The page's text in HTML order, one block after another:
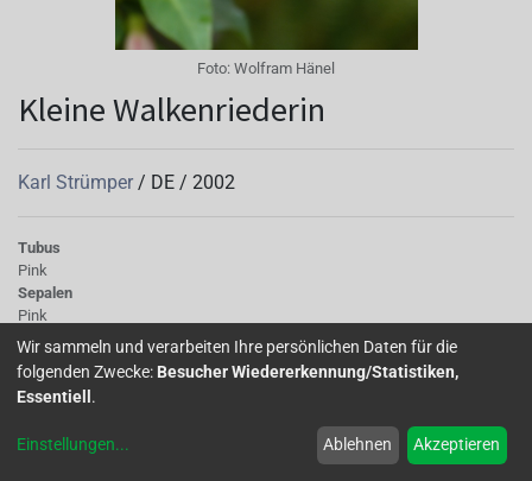
Foto: Wolfram Hänel
Kleine Walkenriederin
Karl Strümper / DE / 2002
Tubus
Pink
Sepalen
Pink
Korolle/Petalen
Rosa
Staubgefäße
Rosa
Hellrosa
Wir sammeln und verarbeiten Ihre persönlichen Daten für die
folgenden Zwecke: Besucher Wiedererkennung/Statistiken,
Essentiell .
Einstellungen... Ablehnen Akzeptieren